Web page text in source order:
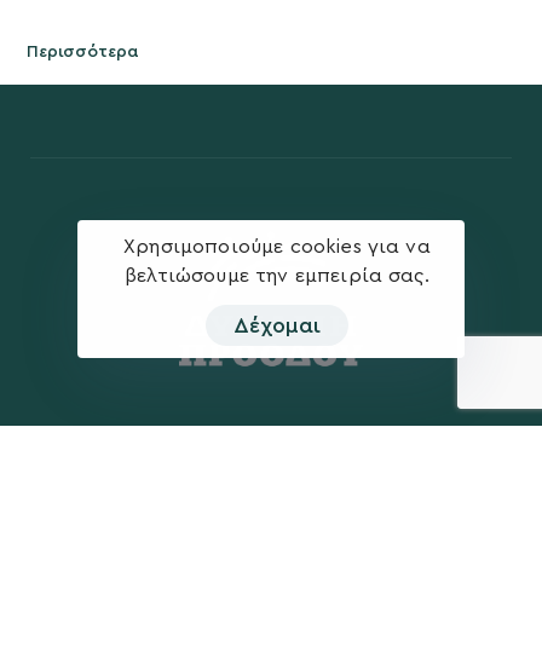
Περισσότερα
Χρησιμοποιούμε cookies για να
βελτιώσουμε την εμπειρία σας.
Δέχομαι